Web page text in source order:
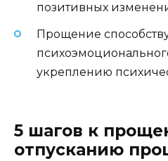
позитивных
Прощение
укреплению
5 шагов к
отпусканию